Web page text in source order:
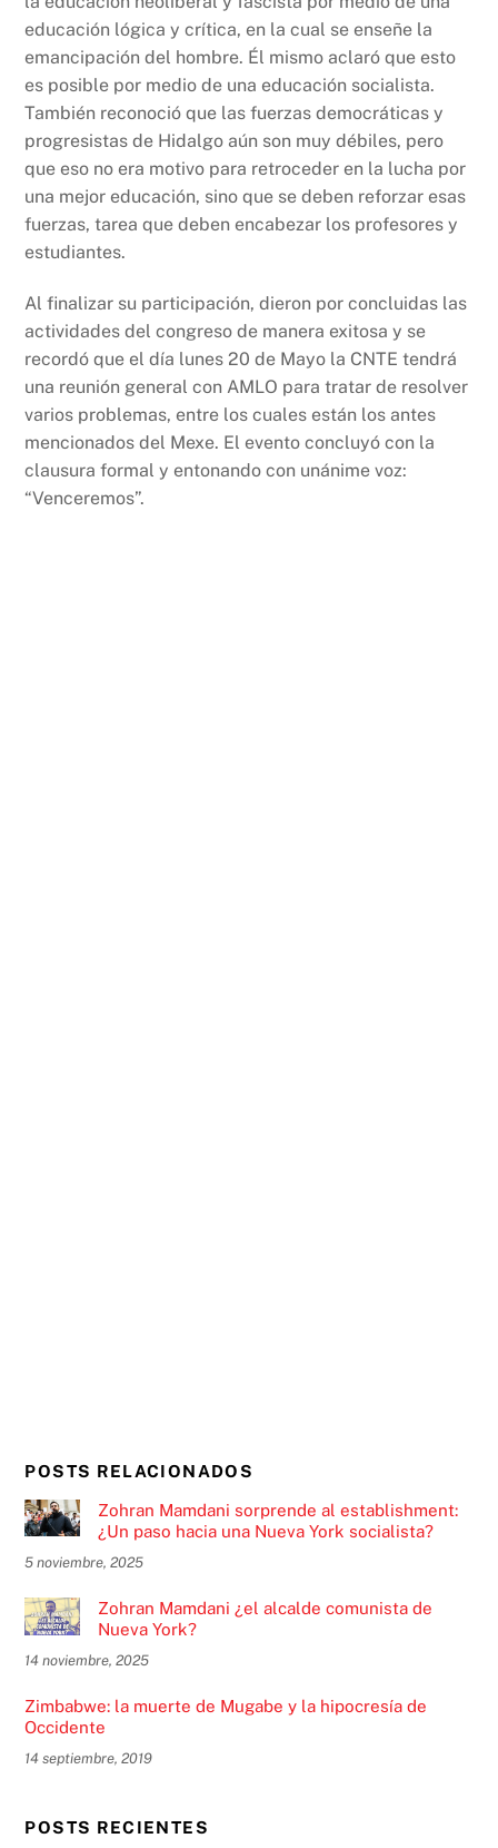
educación lógica y crítica, en la cual se enseñe la
emancipación del hombre. Él mismo aclaró que esto
es posible por medio de una educación socialista.
También reconoció que las fuerzas democráticas y
progresistas de Hidalgo aún son muy débiles, pero
que eso no era motivo para retroceder en la lucha por
una mejor educación, sino que se deben reforzar esas
fuerzas, tarea que deben encabezar los profesores y
estudiantes.
Al finalizar su participación, dieron por concluidas las
actividades del congreso de manera exitosa y se
recordó que el día lunes 20 de Mayo la CNTE tendrá
una reunión general con AMLO para tratar de resolver
varios problemas, entre los cuales están los antes
mencionados del Mexe. El evento concluyó con la
clausura formal y entonando con unánime voz:
“Venceremos”.
POSTS RELACIONADOS
Zohran Mamdani sorprende al establishment:
¿Un paso hacia una Nueva York socialista?
5 noviembre, 2025
Zohran Mamdani ¿el alcalde comunista de
Nueva York?
14 noviembre, 2025
Zimbabwe: la muerte de Mugabe y la hipocresía de
Occidente
14 septiembre, 2019
POSTS RECIENTES